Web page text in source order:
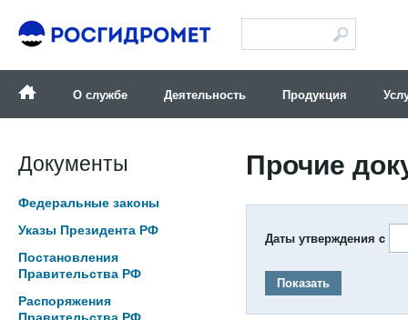
О службе Деятельность Продукция
Документы
Федеральные законы
Указы Президента РФ
Постановления
Правительства РФ
Распоряжения
Правительства РФ
Прочие
Даты утверждения c
Показать